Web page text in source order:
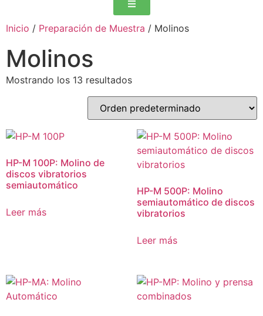
Inicio / Preparación de Muestra / Molinos
Molinos
Mostrando los 13 resultados
HP-M 100P: Molino de
discos vibratorios
semiautomático
Leer más
HP-M 500P: Molino
semiautomático de discos
vibratorios
Leer más